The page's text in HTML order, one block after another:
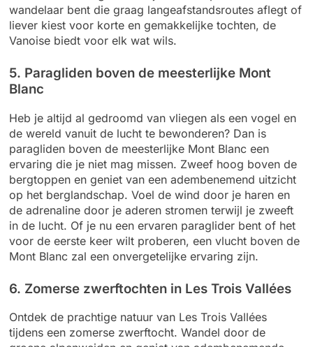
wandelaar bent die graag langeafstandsroutes aflegt of
liever kiest voor korte en gemakkelijke tochten, de
Vanoise biedt voor elk wat wils.
5. Paragliden boven de meesterlijke Mont
Blanc
Heb je altijd al gedroomd van vliegen als een vogel en
de wereld vanuit de lucht te bewonderen? Dan is
paragliden boven de meesterlijke Mont Blanc een
ervaring die je niet mag missen. Zweef hoog boven de
bergtoppen en geniet van een adembenemend uitzicht
op het berglandschap. Voel de wind door je haren en
de adrenaline door je aderen stromen terwijl je zweeft
in de lucht. Of je nu een ervaren paraglider bent of het
voor de eerste keer wilt proberen, een vlucht boven de
Mont Blanc zal een onvergetelijke ervaring zijn.
6. Zomerse zwerftochten in Les Trois Vallées
Ontdek de prachtige natuur van Les Trois Vallées
tijdens een zomerse zwerftocht. Wandel door de